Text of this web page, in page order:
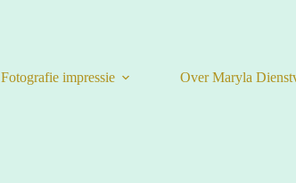
Fotografie impressie Over Maryla